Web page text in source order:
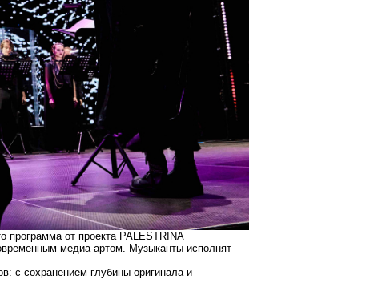
от проекта PALESTRINA
медиа-артом. Музыканты исполнят
с сохранением глубины оригинала и